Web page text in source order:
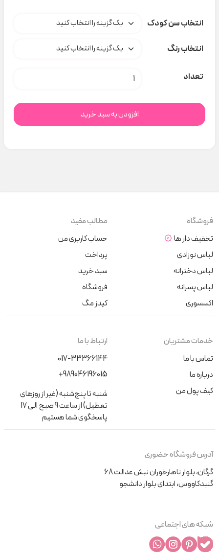
انتخاب سن کودک
انتخاب رنگ
تعداد شلوارک دخترانه Lupilu کد A000259 عدد
افزودن به سبد خرید
فروشگاه
تخفیف دار ها
لباس نوزادی
لباس دخترانه
لباس پسرانه
اکسسوری
مطالب مفید
حساب کاربری من
پرداخت
سبد خرید
فروشگاه
کیدز مگ
خدمات مشتریان
تماس با ما
درباره ما
کیف پول من
ارتباط با ما
017-33366144
+989046196015
شنبه تا پنج‌شنبه (غیر از روزهای
تعطیل) از ساعت 9 صبح الی 17
پاسخگوی شما هستیم
آدرس فروشگاه حضوری
گرگان، بلوار ناهارخوران نبش عدالت 68
گنبدکاووس، ابتدای بلوار دانشجو
شبکه های اجتماعی